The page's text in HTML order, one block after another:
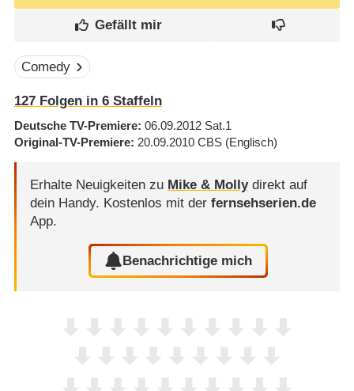
Comedy
127Folgen in 6Staffeln
Deutsche TV-Premiere 06.09.2012 Sat.1
Original-TV-Premiere 20.09.2010 CBS (Englisch)
Erhalte Neuigkeiten zu Mike & Mollydirekt auf
dein Handy. Kostenlos mit der fernsehserien.de
App.
Benachrichtige mich